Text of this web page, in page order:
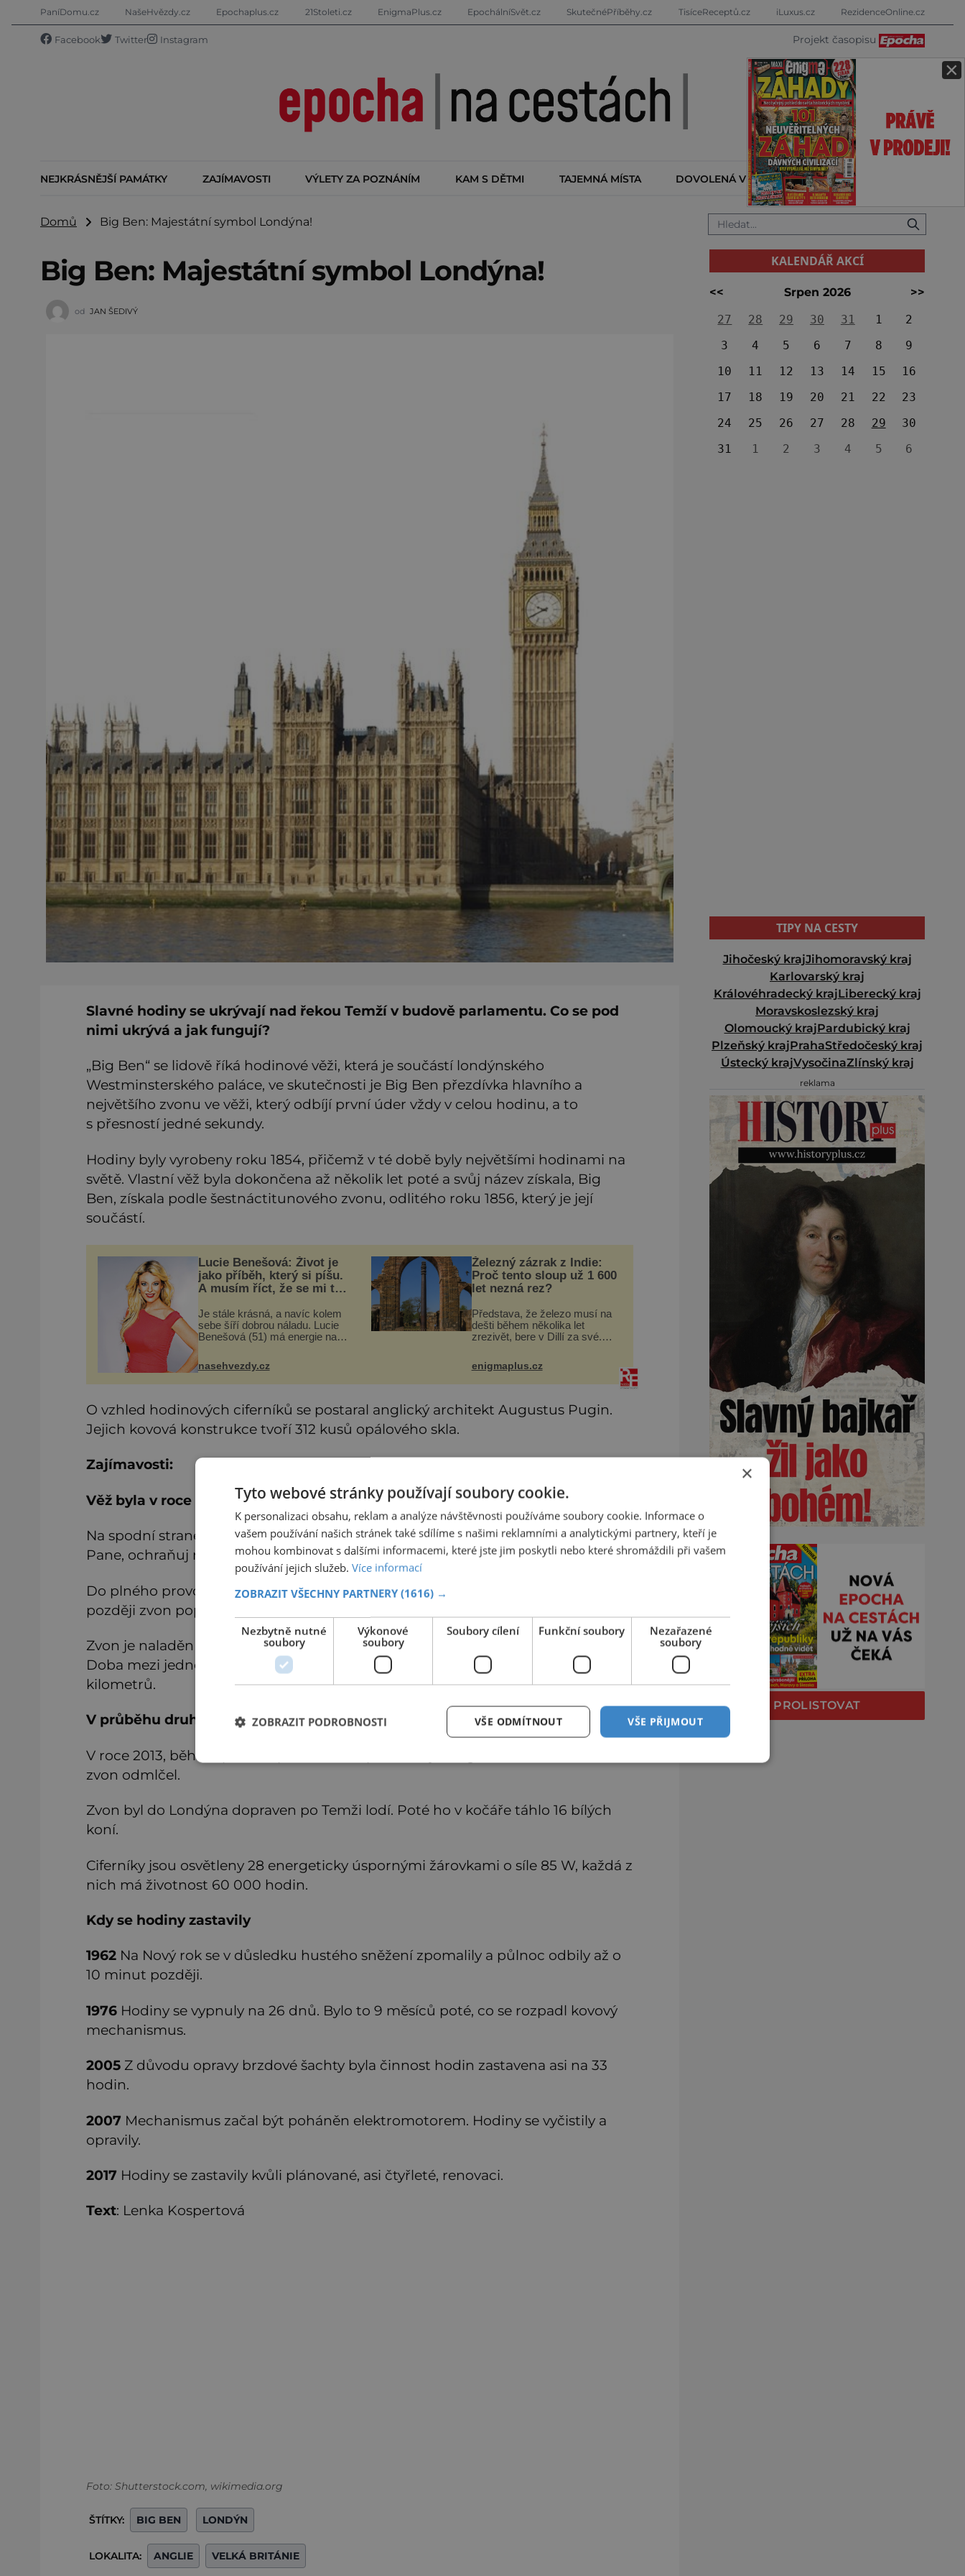
×
PaníDomu.cz NašeHvězdy.cz Epochaplus.cz 21Stoleti.cz EnigmaPlus.cz EpochálníSvět.cz SkutečnéPříběhy.cz TisíceReceptů.cz iLuxus.cz RezidenceOnline.cz
Facebook Twitter Instagram Projekt časopisu
NEJKRÁSNĚJŠÍ PAMÁTKY ZAJÍMAVOSTI VÝLETY ZA POZNÁNÍM KAM S DĚTMI TAJEMNÁ MÍSTA DOVOLENÁ V ZAHRANIČÍ KALENDÁŘ AKCÍ
Domů Big Ben: Majestátní symbol Londýna!
Big Ben: Majestátní symbol Londýna!
od JAN ŠEDIVÝ
Slavné hodiny se ukrývají nad řekou Temží v budově parlamentu. Co se pod
nimi ukrývá a jak fungují?
„Big Ben“ se lidově říká hodinové věži, která je součástí londýnského
Westminsterského paláce, ve skutečnosti je Big Ben přezdívka hlavního a
největšího zvonu ve věži, který odbíjí první úder vždy v celou hodinu, a to
s přesností jedné sekundy.
Hodiny byly vyrobeny roku 1854, přičemž v té době byly největšími hodinami na
světě. Vlastní věž byla dokončena až několik let poté a svůj název získala, Big
Ben, získala podle šestnáctitunového zvonu, odlitého roku 1856, který je její
součástí.
Lucie Benešová: Život je
jako příběh, který si píšu.
A musím říct, že se mi to
Je stále krásná, a navíc kolem
sebe šíří dobrou náladu. Lucie
Benešová (51) má energie na
věnuje i své velké rodině a
chalupaření. A to vše s
úsměvem. Když půvabná Luci
nasehvezdy.cz
Železný zázrak z Indie:
Proč tento sloup už 1 600
let nezná rez?
Představa, že železo musí na
dešti během několika let
zrezivět, bere v Dillí za své.
více než sedm metrů vysoký
železný sloup, který už přibližně
1 600 let odolává počasí
enigmaplus.cz
O vzhled hodinových ciferníků se postaral anglický architekt Augustus Pugin.
Jejich kovová konstrukce tvoří 312 kusů opálového skla.
Zajímavosti:
Věž byla v roce 2012 pokřtěna po královně Alžbětě I.
Na spodní straně ciferníku stojí latinský nápis, který v překladu do češtiny zní:
Pane, ochraňuj naši královnu Viktorii I.!
Do plného provozu byly hodiny uvedeny 7. září 1859, ovšem o necelý měsíc
později zvon popraskal.
Zvon je naladěn na tón E a jeho údery dosahují intenzity zvuku 118 decibelů.
Doba mezi jednotlivými údery je 5 sekund a lze ho slyšet až do vzdálenosti 12
kilometrů.
V průběhu druhé světové války sloužil rádiovému vysílání.
V roce 2013, během pohřbu první britské premiérky Margaret Thatcherové, se
zvon odmlčel.
Zvon byl do Londýna dopraven po Temži lodí. Poté ho v kočáře táhlo 16 bílých
koní.
Ciferníky jsou osvětleny 28 energeticky úspornými žárovkami o síle 85 W, každá z
nich má životnost 60 000 hodin.
Kdy se hodiny zastavily
1962 Na Nový rok se v důsledku hustého sněžení zpomalily a půlnoc odbily až o
10 minut později.
1976 Hodiny se vypnuly na 26 dnů. Bylo to 9 měsíců poté, co se rozpadl kovový
mechanismus.
2005 Z důvodu opravy brzdové šachty byla činnost hodin zastavena asi na 33
hodin.
2007 Mechanismus začal být poháněn elektromotorem. Hodiny se vyčistily a
opravily.
2017 Hodiny se zastavily kvůli plánované, asi čtyřleté, renovaci.
Text: Lenka Kospertová
Foto: Shutterstock.com, wikimedia.org
ŠTÍTKY: BIG BEN LONDÝN
LOKALITA: ANGLIE VELKÁ BRITÁNIE
KALENDÁŘ AKCÍ
<< Srpen 2026
>>
27
28 29 30 31 1
2
3
4 5 6 7 8
9
10
11 12 13 14 15
16
17
18 19 20 21 22
23
24
25 26 27 28 29
30
31
1 2 3 4 5 6
TIPY NA CESTY
Jihočeský krajJihomoravský kraj
Karlovarský kraj
Královéhradecký krajLiberecký kraj
Moravskoslezský kraj
Olomoucký krajPardubický kraj
Plzeňský krajPrahaStředočeský kraj
Ústecký krajVysočinaZlínský kraj
reklama
PROLISTOVAT
×
Tyto webové stránky používají soubory cookie.
K personalizaci obsahu, reklam a analýze návštěvnosti používáme soubory cookie. Informace o
vašem používání našich stránek také sdílíme s našimi reklamními a analytickými partnery, kteří je
mohou kombinovat s dalšími informacemi, které jste jim poskytli nebo které shromáždili při vašem
používání jejich služeb. Více informací
ZOBRAZIT VŠECHNY PARTNERY (1616) →
Nezbytně nutné
soubory
Výkonové
soubory
Soubory cílení Funkční soubory
Nezařazené
soubory
VŠE PŘIJMOUT
VŠE ODMÍTNOUT
ZOBRAZIT PODROBNOSTI